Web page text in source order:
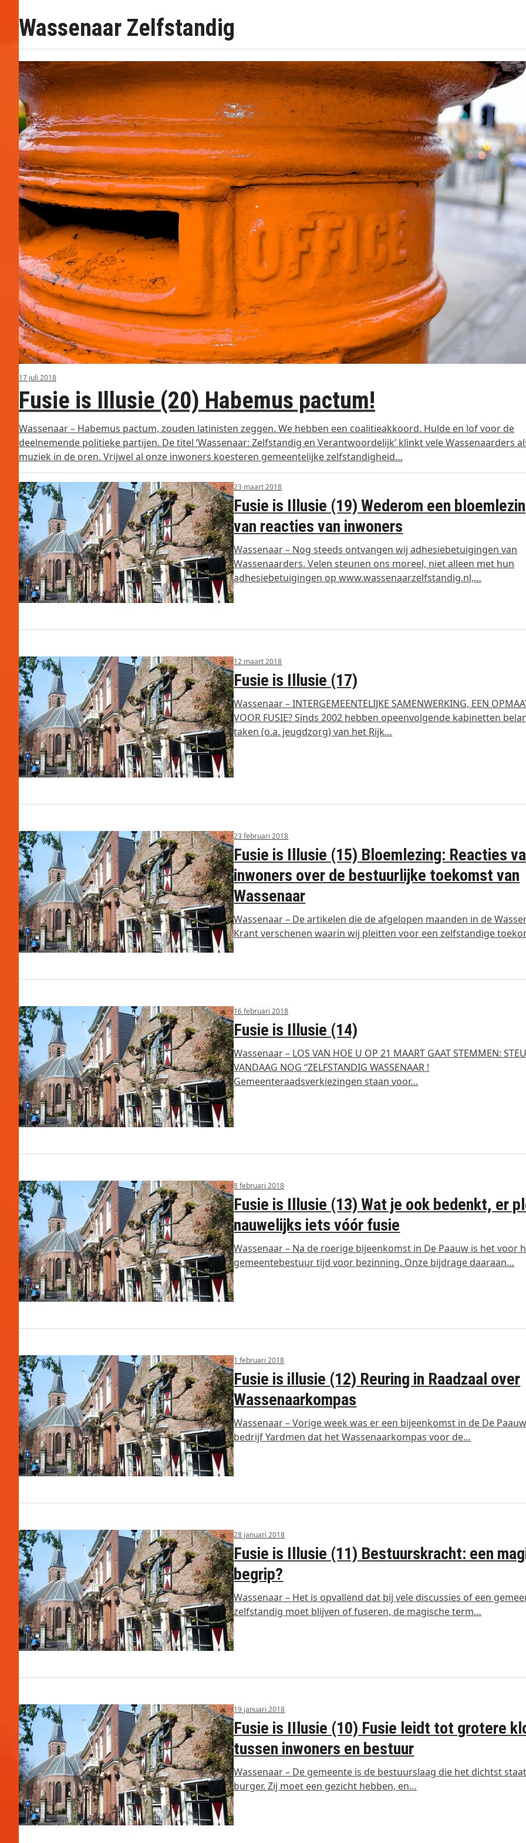
Wassenaar Zelfstandig
17 juli 2018
Fusie is Illusie (20) Habemus pactum!
Wassenaar – Habemus pactum, zouden latinisten zeggen. We hebben een coalitieakkoord. Hulde en lof voor de
deelnemende politieke partijen. De titel ‘Wassenaar: Zelfstandig en Verantwoordelijk’ klinkt vele Wassenaarders
muziek in de oren. Vrijwel al onze inwoners koesteren gemeentelijke zelfstandigheid…
23 maart 2018
Fusie is Illusie (19) Wederom een
van reacties van inwoners
Wassenaar – Nog steeds ontvangen wij adhesiebetuigingen van
Wassenaarders. Velen steunen ons moreel, niet alleen met hun
adhesiebetuigingen op www.wassenaarzelfstandig.nl,…
12 maart 2018
Fusie is Illusie (17)
Wassenaar – INTERGEMEENTELIJKE SAMENWERKING, EEN
VOOR FUSIE? Sinds 2002 hebben opeenvolgende kabinetten
taken (o.a. jeugdzorg) van het Rijk…
23 februari 2018
Fusie is Illusie (15) Bloemlezing: Reacties
inwoners over de bestuurlijke toekomst van
Wassenaar
Wassenaar – De artikelen die de afgelopen maanden in de
Krant verschenen waarin wij pleitten voor een zelfstandige
16 februari 2018
Fusie is Illusie (14)
Wassenaar – LOS VAN HOE U OP 21 MAART GAAT STEMMEN:
VANDAAG NOG “ZELFSTANDIG WASSENAAR !
Gemeenteraadsverkiezingen staan voor…
8 februari 2018
Fusie is Illusie (13) Wat je ook bedenkt, er
nauwelijks iets vóór fusie
Wassenaar – Na de roerige bijeenkomst in De Paauw is het voor
gemeentebestuur tijd voor bezinning. Onze bijdrage daaraan…
1 februari 2018
Fusie is illusie (12) Reuring in Raadzaal over
Wassenaarkompas
Wassenaar – Vorige week was er een bijeenkomst in de De
bedrijf Yardmen dat het Wassenaarkompas voor de…
28 januari 2018
Fusie is Illusie (11) Bestuurskracht: een
begrip?
Wassenaar – Het is opvallend dat bij vele discussies of een
zelfstandig moet blijven of fuseren, de magische term…
19 januari 2018
Fusie is IIlusie (10) Fusie leidt tot grotere
tussen inwoners en bestuur
Wassenaar – De gemeente is de bestuurslaag die het dichtst
burger. Zij moet een gezicht hebben, en…